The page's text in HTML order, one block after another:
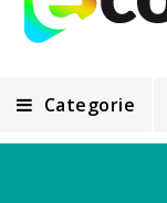
Categorie